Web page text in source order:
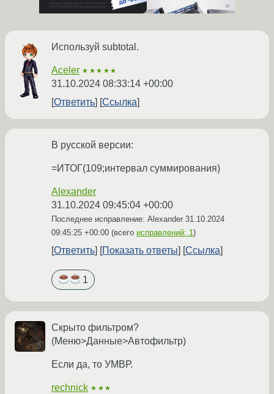
Используй subtotal.
Aceler ★★★★★
31.10.2024 08:33:14 +00:00
Ответить
Ссылка
В русской версии:
=ИТОГ(109;интервал суммирования)
Alexander
31.10.2024 09:45:04 +00:00
Последнее исправление: Alexander 31.10.2024
09:45:25 +00:00 (всего исправлений: 1)
Ответить Показать ответы Ссылка
1
Скрыто фильтром?
(Меню>Данные>Автофильтр)
Если да, то УМВР.
rechnick ★★★